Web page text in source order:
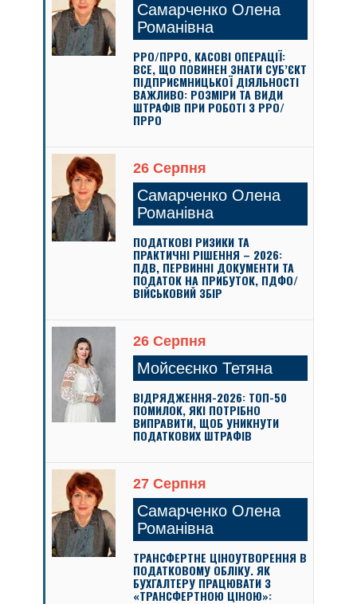
Самарченко Олена
Романівна
РРО/ПРРО, КАСОВІ ОПЕРАЦІЇ:
ВСЕ, ЩО ПОВИНЕН ЗНАТИ СУБ’ЄКТ
ПІДПРИЄМНИЦЬКОЇ ДІЯЛЬНОСТІ
ВАЖЛИВО: РОЗМІРИ ТА ВИДИ
ШТРАФІВ ПРИ РОБОТІ З РРО/
ПРРО
26 Серпня
Самарченко Олена
Романівна
ПОДАТКОВІ РИЗИКИ ТА
ПРАКТИЧНІ РІШЕННЯ – 2026:
ПДВ, ПЕРВИННІ ДОКУМЕНТИ ТА
ПОДАТОК НА ПРИБУТОК, ПДФО/
ВІЙСЬКОВИЙ ЗБІР
26 Серпня
Мойсеєнко Тетяна
ВІДРЯДЖЕННЯ-2026: ТОП-50
ПОМИЛОК, ЯКІ ПОТРІБНО
ВИПРАВИТИ, ЩОБ УНИКНУТИ
ПОДАТКОВИХ ШТРАФІВ
27 Серпня
Самарченко Олена
Романівна
ТРАНСФЕРТНЕ ЦІНОУТВОРЕННЯ В
ПОДАТКОВОМУ ОБЛІКУ. ЯК
БУХГАЛТЕРУ ПРАЦЮВАТИ З
«ТРАНСФЕРТНОЮ ЦІНОЮ»: